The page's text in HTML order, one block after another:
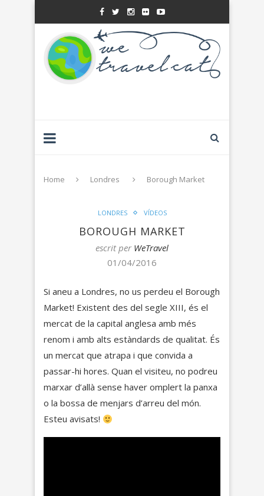
Home Londres Borough Market
LONDRES VÍDEOS
BOROUGH MARKET
escrit per WeTravel
01/04/2016
Si aneu a Londres, no us perdeu el Borough
Market! Existent des del segle XIII, és el
mercat de la capital anglesa amb més
renom i amb alts estàndards de qualitat. És
un mercat que atrapa i que convida a
passar-hi hores. Quan el visiteu, no podreu
marxar d’allà sense haver omplert la panxa
o la bossa de menjars d’arreu del món.
Esteu avisats!